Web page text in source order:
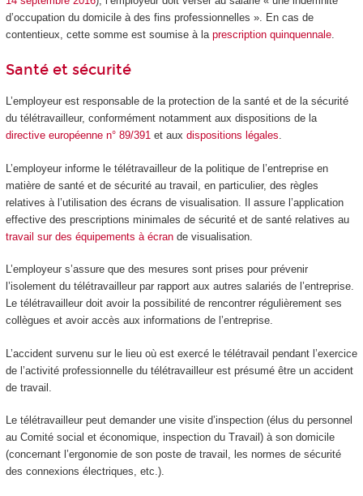
d’occupation du domicile à des fins professionnelles ». En cas de
contentieux, cette somme est soumise à la prescription quinquennale.
Santé et sécurité
L’employeur est responsable de la protection de la santé et de la sécurité
du télétravailleur, conformément notamment aux dispositions de la
directive européenne n° 89/391et aux dispositions légales.
L’employeur informe le télétravailleur de la politique de l’entreprise en
matière de santé et de sécurité au travail, en particulier, des règles
relatives à l’utilisation des écrans de visualisation. Il assure l’application
effective des prescriptions minimales de sécurité et de santé relatives au
travail sur des équipements à écrande visualisation.
L’employeur s’assure que des mesures sont prises pour prévenir
l’isolement du télétravailleur par rapport aux autres salariés de l’entreprise.
Le télétravailleur doit avoir la possibilité de rencontrer régulièrement ses
collègues et avoir accès aux informations de l’entreprise.
L’accident survenu sur le lieu où est exercé le télétravail pendant l’exercice
de l’activité professionnelle du télétravailleur est présumé être un accident
de travail.
Le télétravailleur peut demander une visite d’inspection (élus du personnel
au Comité social et économique, inspection du Travail) à son domicile
(concernant l’ergonomie de son poste de travail, les normes de sécurité
des connexions électriques, etc.).